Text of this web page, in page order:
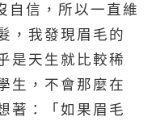
自信，所以一直維
，我發現眉毛的
是天生就比較稀
生，不會那麼在
著：「如果眉毛